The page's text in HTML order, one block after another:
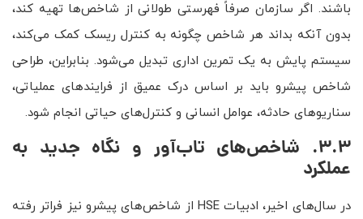
باشند. اگر سازمان صرفاً فهرستی طولانی از شاخص‌ها تهیه کند،
بدون آنکه بداند هر شاخص چگونه به کنترل ریسک کمک می‌کند،
سیستم پایش به یک تمرین اداری تبدیل می‌شود. بنابراین، طراحی
شاخص پیشرو باید بر اساس درک عمیق از فرایندهای عملیاتی،
سناریوهای حادثه، عوامل انسانی و کنترل‌های حیاتی انجام شود.
3.3. شاخص‌های تاب‌آور و نگاه جدید به
عملکرد
در سال‌های اخیر، ادبیات HSE از شاخص‌های پیشرو نیز فراتر رفته